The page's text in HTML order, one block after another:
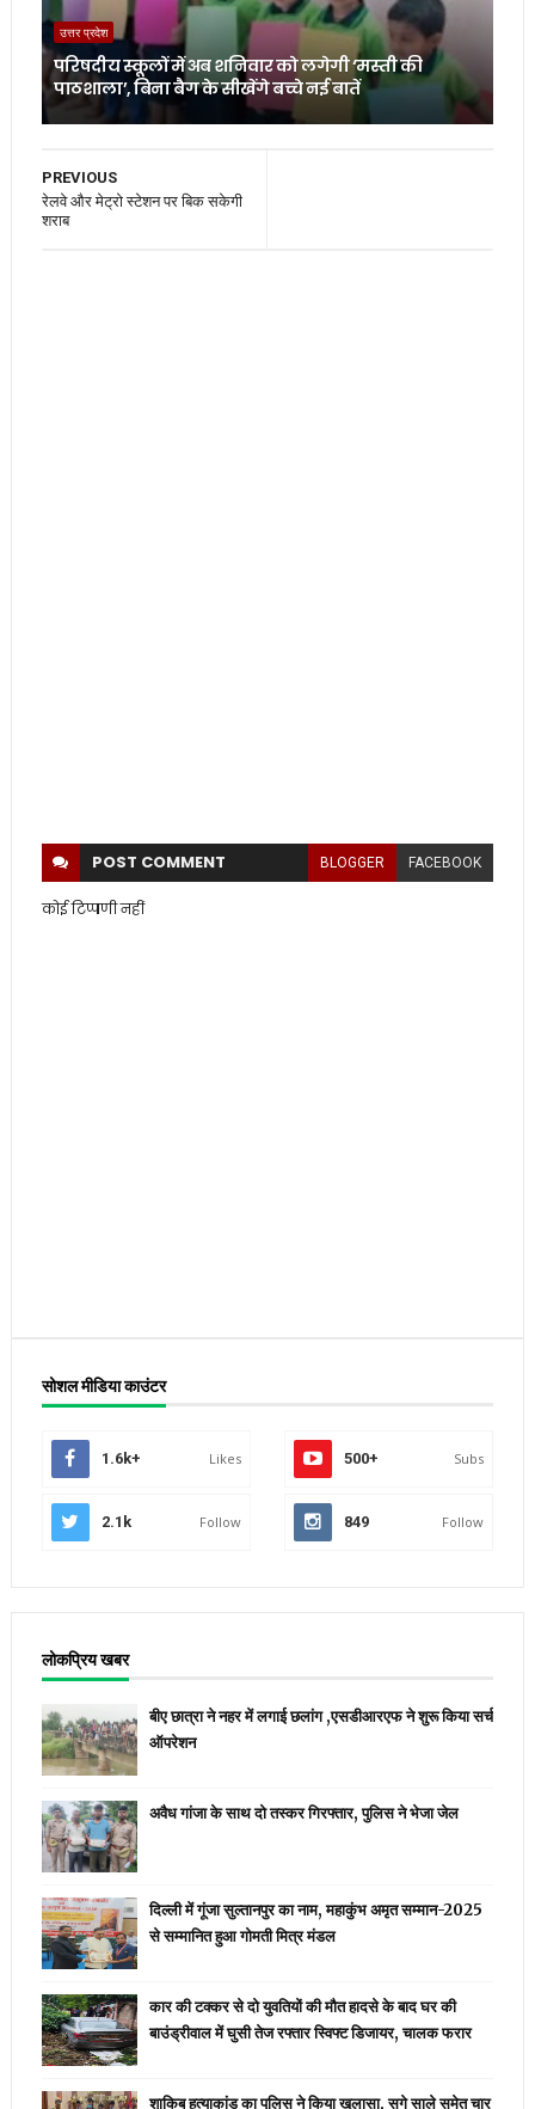
उत्तर प्रदेश
परिषदीय स्कूलों में अब शनिवार को लगेगी ‘मस्ती की
पाठशाला’, बिना बैग के सीखेंगे बच्चे नई बातें
PREVIOUS
रेलवे और मेट्रो स्टेशन पर बिक सकेगी
शराब
POST COMMENT BLOGGER FACEBOOK
कोई टिप्पणी नहीं
सोशल मीडिया काउंटर
1.6k+ Likes 500+ Subs
2.1k Follow 849 Follow
लोकप्रिय खबर
बीए छात्रा ने नहर में लगाई छलांग ,एसडीआरएफ ने शुरू किया सर्च
ऑपरेशन
अवैध गांजा के साथ दो तस्कर गिरफ्तार, पुलिस ने भेजा जेल
दिल्ली में गूंजा सुल्तानपुर का नाम, महाकुंभ अमृत सम्मान-2025
से सम्मानित हुआ गोमती मित्र मंडल
कार की टक्कर से दो युवतियों की मौत हादसे के बाद घर की
बाउंड्रीवाल में घुसी तेज रफ्तार स्विफ्ट डिजायर, चालक फरार
शाकिब हत्याकांड का पुलिस ने किया खुलासा, सगे साले समेत चार